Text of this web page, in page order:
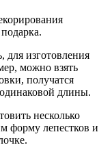
для изготовления
можно взять
получатся
длины.
несколько
форму лепестков и